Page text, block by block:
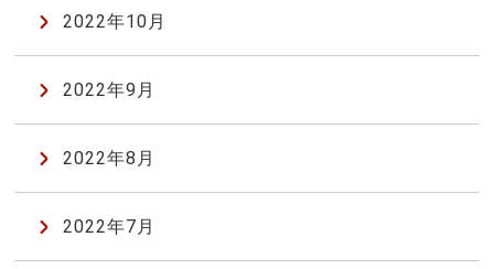
2022年10月
2022年9月
2022年8月
2022年7月